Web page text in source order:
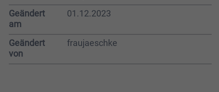
Geändert
am
01.12.2023
Geändert
von
fraujaeschke